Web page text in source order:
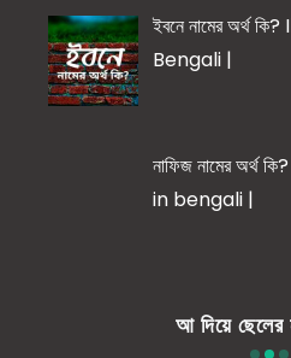
ইবনে নামের অর্থ
Bengali |
নাফিজ নামের
in bengali |
আ দিয়ে ছেলের